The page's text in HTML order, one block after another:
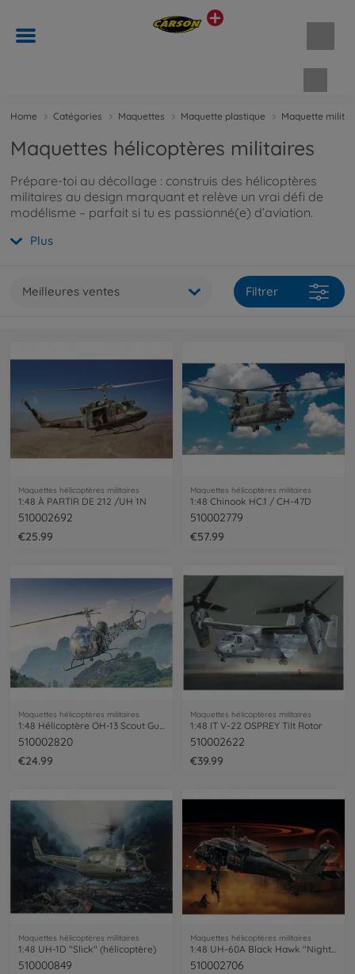
Home Catégories Maquettes Maquette plastique Maquette
Maquettes hélicoptères militaires
Prépare-toi au décollage : construis des hélicoptères
militaires au design marquant et relève un vrai défi de
modélisme – parfait si tu es passionné(e) d’aviation.
Plus
Meilleures ventes Filtrer
Maquettes hélicoptères militaires
1:48 À PARTIR DE 212 /UH 1N
510002692
€25.99
Maquettes hélicoptères militaires
1:48 Chinook HC.1 / CH-47D
510002779
€57.99
Maquettes hélicoptères militaires
510002820
€24.99
Maquettes hélicoptères militaires
1:48 IT V-22 OSPREY Tilt Rotor
510002622
€39.99
Maquettes hélicoptères militaires
1:48 UH-1D "Slick" (hélicoptère)
510000849
Maquettes hélicoptères militaires
1:48 UH-60A Black Hawk "Night Raid" (Raid de nuit)
510002706